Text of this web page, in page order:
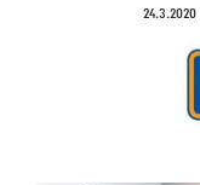
24.3.2020